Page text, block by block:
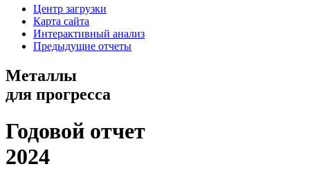
Центр загрузки
Карта сайта
Интерактивный анализ
Предыдущие отчеты
Металлы
для прогресса
Годовой отчет
2024